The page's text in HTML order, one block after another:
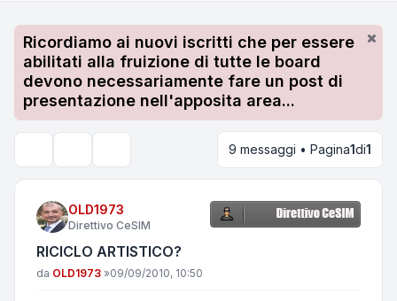
Ricordiamo ai nuovi iscritti che per essere
abilitati alla fruizione di tutte le board
devono necessariamente fare un post di
presentazione nell'apposita area...
9 messaggi • Pagina1di1
OLD1973
Direttivo CeSIM
RICICLO ARTISTICO?
Messaggio
da OLD1973 »09/09/2010, 10:50